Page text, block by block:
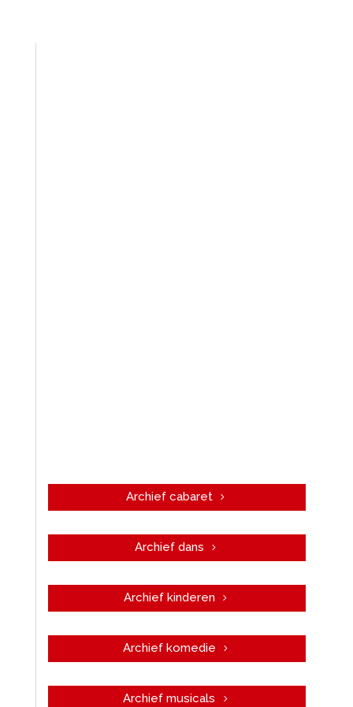
Archief cabaret
Archief dans
Archief kinderen
Archief komedie
Archief musicals